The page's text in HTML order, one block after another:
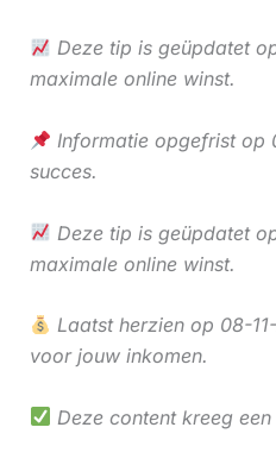
Deze tip is geüpdatet
maximale online winst.
Informatie opgefrist op
succes.
Deze tip is geüpdatet
maximale online winst.
Laatst herzien op 08-
voor jouw inkomen.
Deze content kreeg